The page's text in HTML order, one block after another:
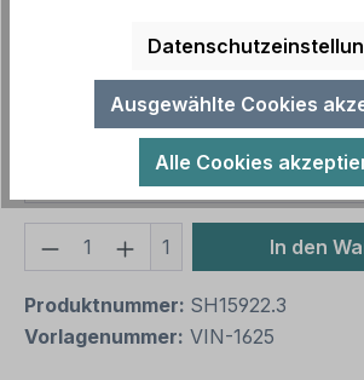
Gesamtpreis
Preise inkl. MwSt. zzgl.
Aufgrund von Neuberechnungen im
abweichende
Produkt Anzahl: Gib den
1 In den
Produktnummer: SH15922.3
Vorlagenummer: VIN-1625
Ausgewählte Cookies
Alle Cookies